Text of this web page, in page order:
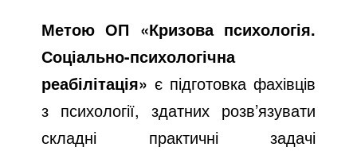
Метою ОП «Кризова психологія.
Соціально-психологічна
реабілітація» є підготовка фахівців
з психології, здатних розв’язувати
складні практичні задачі